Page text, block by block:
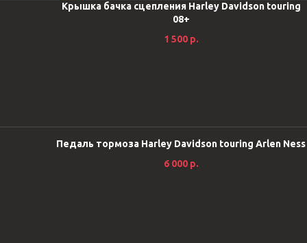
Крышка бачка сцепления Harley Davidson touring
08+
1 500 р.
Педаль тормоза Harley Davidson touring Arlen Ness
6 000 р.